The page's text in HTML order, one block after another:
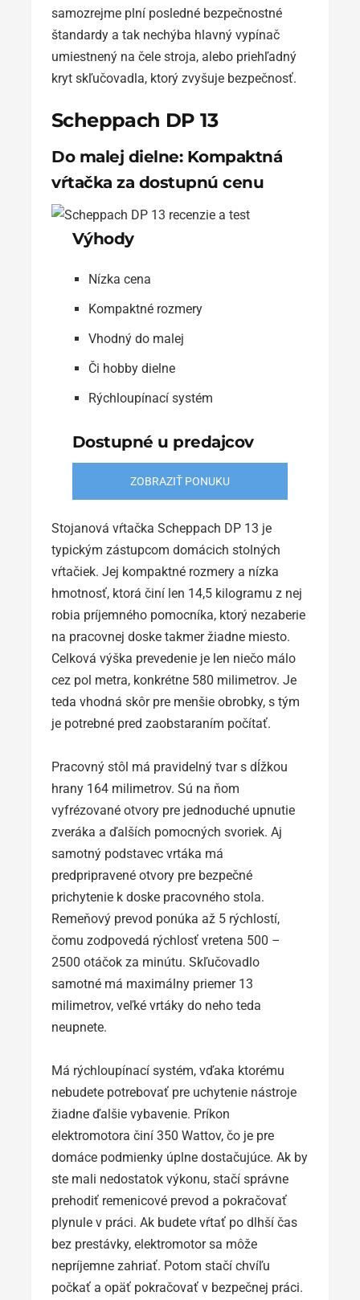
samozrejme plní posledné bezpečnostné
štandardy a tak nechýba hlavný vypínač
umiestnený na čele stroja, alebo priehľadný
kryt skľučovadla, ktorý zvyšuje bezpečnosť.
Scheppach DP 13
Do malej dielne: Kompaktná
vŕtačka za dostupnú cenu
Výhody
Nízka cena
Kompaktné rozmery
Vhodný do malej
Či hobby dielne
Rýchloupínací systém
Dostupné u predajcov
ZOBRAZIŤ PONUKU
Stojanová vŕtačka Scheppach DP 13 je
typickým zástupcom domácich stolných
vŕtačiek. Jej kompaktné rozmery a nízka
hmotnosť, ktorá činí len 14,5 kilogramu z nej
robia príjemného pomocníka, ktorý nezaberie
na pracovnej doske takmer žiadne miesto.
Celková výška prevedenie je len niečo málo
cez pol metra, konkrétne 580 milimetrov. Je
teda vhodná skôr pre menšie obrobky, s tým
je potrebné pred zaobstaraním počítať.
Pracovný stôl má pravidelný tvar s dĺžkou
hrany 164 milimetrov. Sú na ňom
vyfrézované otvory pre jednoduché upnutie
zveráka a ďalších pomocných svoriek. Aj
samotný podstavec vrtáka má
predpripravené otvory pre bezpečné
prichytenie k doske pracovného stola.
Remeňový prevod ponúka až 5 rýchlostí,
čomu zodpovedá rýchlosť vretena 500 –
2500 otáčok za minútu. Skľučovadlo
samotné má maximálny priemer 13
milimetrov, veľké vrtáky do neho teda
neupnete.
Má rýchloupínací systém, vďaka ktorému
nebudete potrebovať pre uchytenie nástroje
žiadne ďalšie vybavenie. Príkon
elektromotora činí 350 Wattov, čo je pre
domáce podmienky úplne dostačujúce. Ak by
ste mali nedostatok výkonu, stačí správne
prehodiť remenicové prevod a pokračovať
plynule v práci. Ak budete vŕtať po dlhší čas
bez prestávky, elektromotor sa môže
nepríjemne zahriať. Potom stačí chvíľu
počkať a opäť pokračovať v bezpečnej práci.